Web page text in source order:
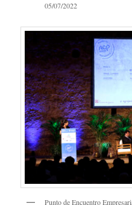
05/07/2022
Punto de Encuentro